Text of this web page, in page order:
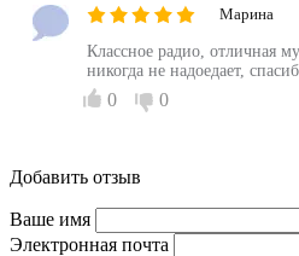
Марина
Классное радио, отличная
никогда не надоедает,
0 0
Добавить отзыв
Ваше имя
Электронная почта